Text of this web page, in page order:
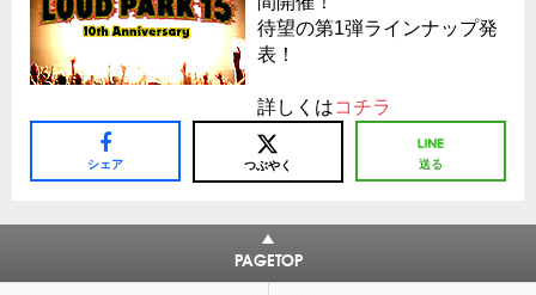
待望の第1弾ラインナップ発
表！
詳しくはコチラ
シェア つぶやく 送る
PAGETOP